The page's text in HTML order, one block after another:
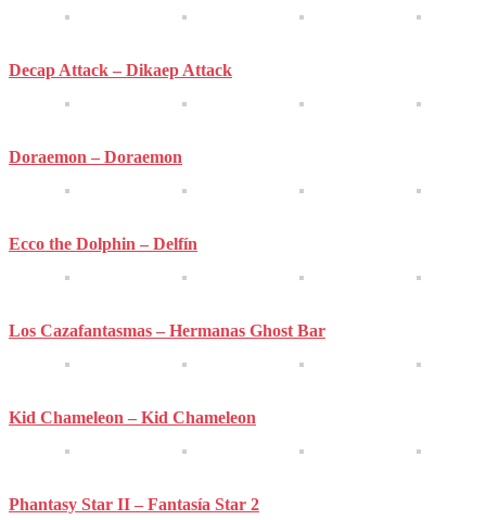
Decap Attack – Dikaep Attack
Doraemon – Doraemon
Ecco the Dolphin – Delfín
Los Cazafantasmas – Hermanas Ghost Bar
Kid Chameleon – Kid Chameleon
Phantasy Star II – Fantasía Star 2